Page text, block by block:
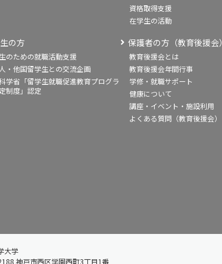
資格取得支援
在学生の活動
の方
のための就職活動支援
・他国留学生との交流企画
学省「留学生就職促進教育プログラ
制度」認定
保護者の方（教育後援会）
教育後援会とは
教育後援会年間行事
学修・就職サポート
健康について
講座・イベント・施設利用
よくある質問（教育後援会）
大学
神戸市西区学園西町3丁目1番